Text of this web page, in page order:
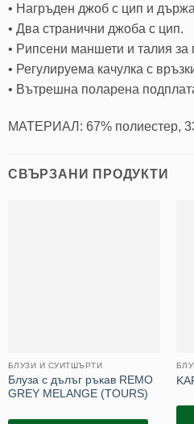
• Нагръден джоб с цип и
• Два странични джоба с цип.
• Рипсени маншети и талия за
• Регулируема качулка с
• Вътрешна поларена
МАТЕРИАЛ: 67% полиестер,
СВЪРЗАНИ ПРОДУКТИ
БЛУЗИ И СУИТШЪРТИ
Блуза с дълъг ръкав REMO
GREY MELANGE (TOURS)